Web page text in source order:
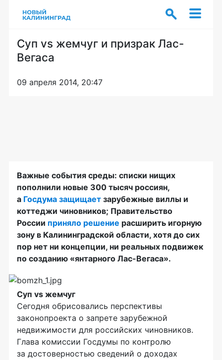
Суп vs жемчуг и призрак Лас-
Вегаса
09 апреля 2014, 20:47
Важные события среды: списки нищих
пополнили новые 300 тысяч россиян,
а Госдума защищает зарубежные виллы и
коттеджи чиновников; Правительство
России приняло решение расширить игорную
зону в Калининградской области, хотя до сих
пор нет ни концепции, ни реальных подвижек
по созданию «янтарного Лас-Вегаса».
Суп vs жемчуг
Сегодня обрисовались перспективы
законопроекта о запрете зарубежной
недвижимости для российских чиновников.
Глава комиссии Госдумы по контролю
за достоверностью сведений о доходах